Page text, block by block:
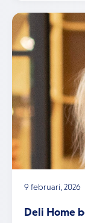
9 februari, 2026
Deli Home